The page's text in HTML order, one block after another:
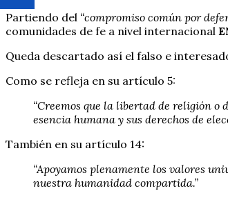
Partiendo del “compromiso común por
comunidades de fe a nivel internacional
Queda descartado así el falso e
Como se refleja en su artículo 5:
“Creemos que la libertad de religión
esencia humana y sus derechos de
También en su artículo 14:
“Apoyamos plenamente los valores
nuestra humanidad compartida.”